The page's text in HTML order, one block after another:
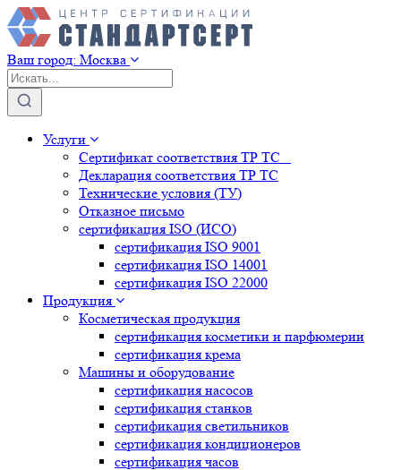
Ваш город: Москва
Услуги
Сертификат соответствия ТР ТС
Декларация соответствия ТР ТС
Технические условия (ТУ)
Отказное письмо
сертификация ISO (ИСО)
сертификация ISO 9001
сертификация ISO 14001
сертификация ISO 22000
Продукция
Косметическая продукция
сертификация косметики и парфюмерии
сертификация крема
Машины и оборудование
сертификация насосов
сертификация станков
сертификация светильников
сертификация кондиционеров
сертификация часов